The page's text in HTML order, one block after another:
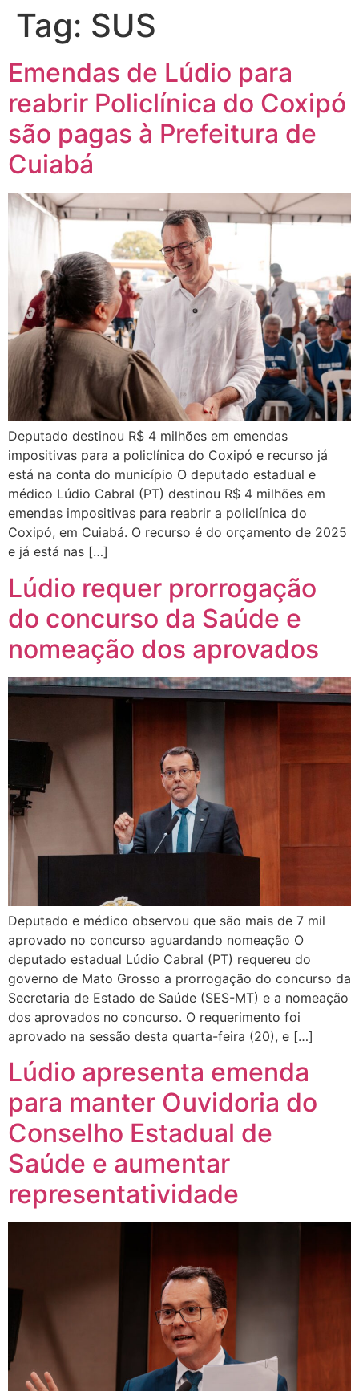
Tag: SUS
Emendas de Lúdio para
reabrir Policlínica do Coxipó
são pagas à Prefeitura de
Cuiabá
Deputado destinou R$ 4 milhões em emendas
impositivas para a policlínica do Coxipó e recurso já
está na conta do município O deputado estadual e
médico Lúdio Cabral (PT) destinou R$ 4 milhões em
emendas impositivas para reabrir a policlínica do
Coxipó, em Cuiabá. O recurso é do orçamento de 2025
e já está nas […]
Lúdio requer prorrogação
do concurso da Saúde e
nomeação dos aprovados
Deputado e médico observou que são mais de 7 mil
aprovado no concurso aguardando nomeação O
deputado estadual Lúdio Cabral (PT) requereu do
governo de Mato Grosso a prorrogação do concurso da
Secretaria de Estado de Saúde (SES-MT) e a nomeação
dos aprovados no concurso. O requerimento foi
aprovado na sessão desta quarta-feira (20), e […]
Lúdio apresenta emenda
para manter Ouvidoria do
Conselho Estadual de
Saúde e aumentar
representatividade